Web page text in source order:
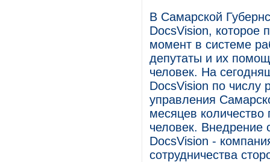
В Самарской
DocsVision, которое
момент в системе
депутаты и их
человек. На
DocsVision по числу
управления
месяцев количество
человек. Внедрение
DocsVision -
сотрудничества